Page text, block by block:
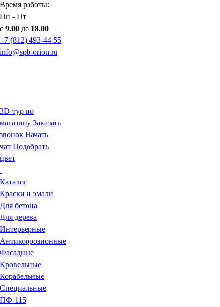
Время работы:
Пн - Пт
с 9.00 до 18.00
+7 (812) 493-44-55
info@spb-orion.ru
3D-тур по
магазину Заказать
звонок Начать
чат Подобрать
цвет
Каталог
Краски и эмали
Для бетона
Для дерева
Интерьерные
Антикоррозионные
Фасадные
Кровельные
Корабельные
Специальные
ПФ-115